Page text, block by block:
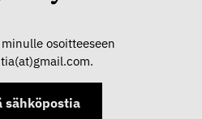
osoitteeseen
sähköpostia